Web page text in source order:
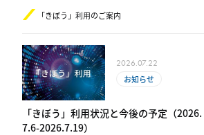
「きぼう」利用のご案内
2026.07.22
お知らせ
「きぼう」利用状況と今後の予定（2​0​26.​
7.6-​2​0​26.7.19）